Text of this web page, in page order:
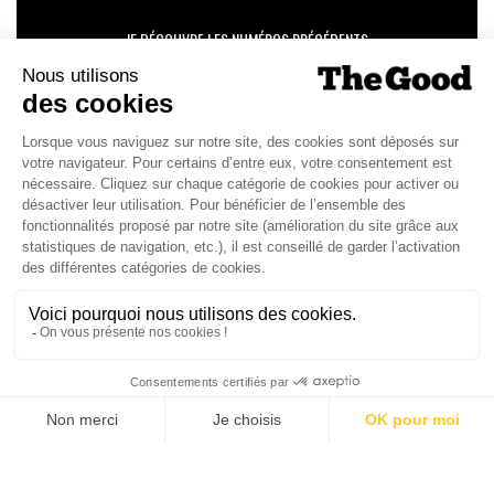
JE DÉCOUVRE LES NUMÉROS PRÉCÉDENTS
Je suis déjà abonné(e) :
version digitale
SUIVEZ-NOUS